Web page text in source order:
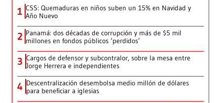
1 CSS: Quemaduras en niños suben un 15% en Navidad y
Año Nuevo
2 Panamá: dos décadas de corrupción y más de $5 mil
millones en fondos públicos ‘perdidos’
3 Cargos de defensor y subcontralor, sobre la mesa entre
Jorge Herrera e independientes
4 Descentralización desembolsa medio millón de dólares
para beneficiar a iglesias